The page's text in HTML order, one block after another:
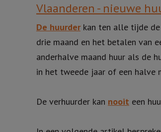
Vlaanderen - nieuwe
De huurderkan ten alle tijde de
drie maand en het betalen van
anderhalve maand huur als de
in het tweede jaar of een halve
De verhuurder kan nooit een